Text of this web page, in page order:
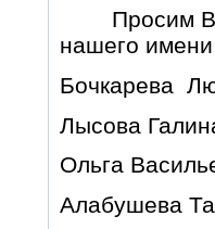
Просим Вас
нашего
Бочкарева
Лысова
Ольга
Алабушева